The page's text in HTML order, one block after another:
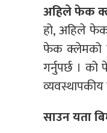
अहिले फेक
हो, अहिले
फेक क्लेमको
गर्नुपर्छ ।
व्यवस्थापकीय
साउन यता